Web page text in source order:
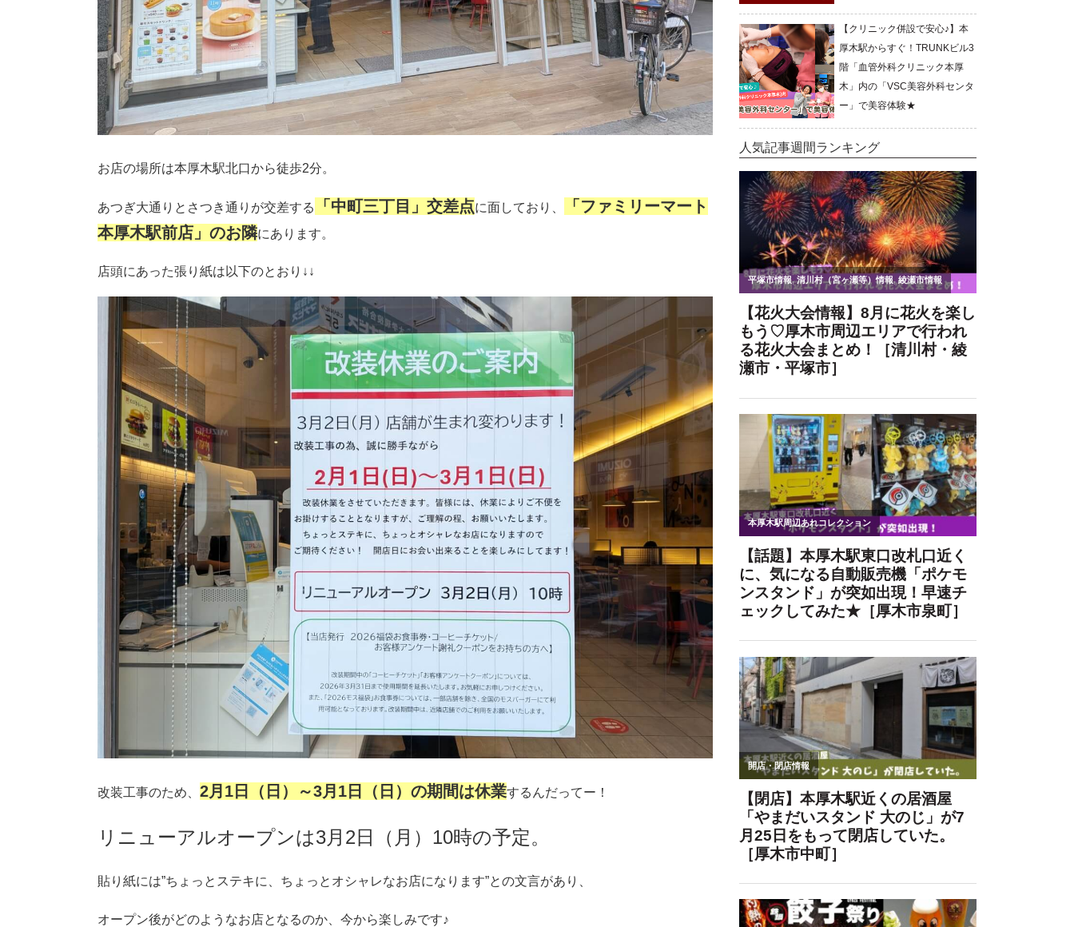
お店の場所は本厚木駅北口から徒歩2分。
あつぎ大通りとさつき通りが交差する 「中町三丁目」交差点に面しており、
「ファミリーマート
本厚木駅前店」のお隣にあります。
店頭にあった張り紙は以下のとおり↓↓
改装工事のため、 2月1日（日）～3月1日（日）の期間は休業するんだってー！
リニューアルオープンは3月2日（月）10時の予定。
貼り紙には”ちょっとステキに、ちょっとオシャレなお店になります”との文言があり、
オープン後がどのようなお店となるのか、今から楽しみです♪
【クリニック併設で安心♪】本
厚木駅からすぐ！TRUNKビル3
階「血管外科クリニック本厚
木」内の「VSC美容外科センタ
ー」で美容体験★
人気記事週間ランキング